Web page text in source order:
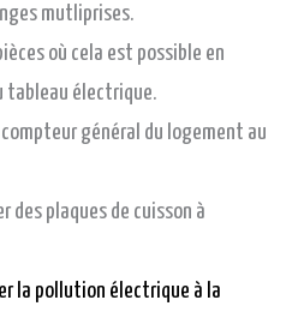
mutliprises.
où cela est possible en
tableau électrique.
général du logement au
des plaques de cuisson à
la pollution électrique à la